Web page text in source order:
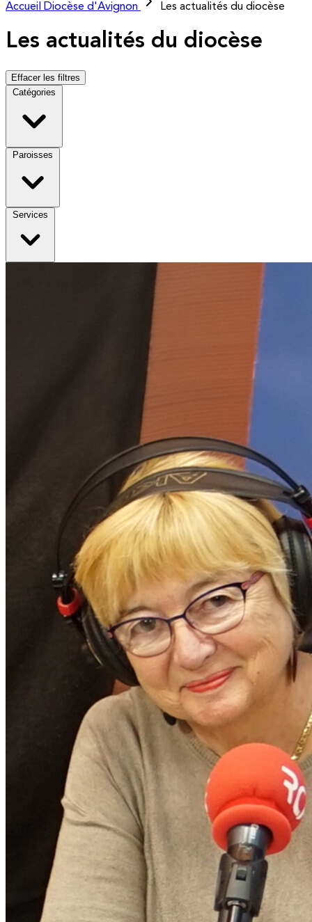
Accueil
Diocèse d'Avignon Les actualités du diocèse
Les actualités du diocèse
Effacer les filtres
Catégories
Paroisses
Services